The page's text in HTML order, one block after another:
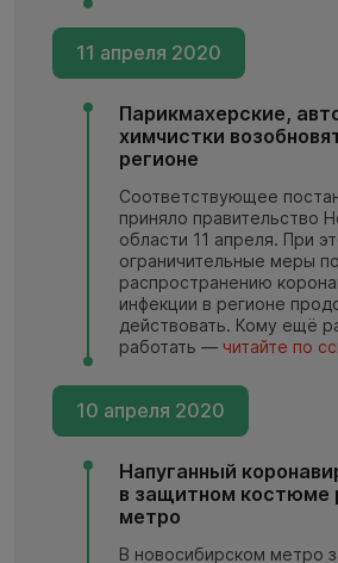
11 апреля 2020
Парикмахерские,
химчистки
регионе
Соответствующее
приняло правительство
области 11 апреля. При
ограничительные меры по
распространению
инфекции в регионе
действовать. Кому ещё
работать — читайте по
10 апреля 2020
Напуганный
в защитном костюме
метро
В новосибирском метро